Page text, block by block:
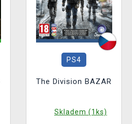
PS4
The Division BAZAR
Skladem (1ks)